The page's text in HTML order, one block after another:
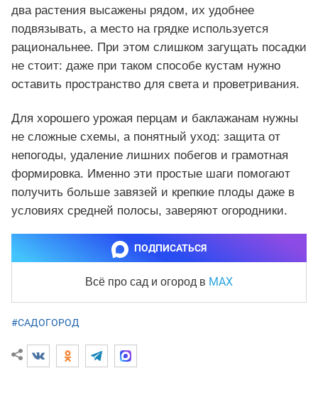
два растения высажены рядом, их удобнее
подвязывать, а место на грядке используется
рациональнее. При этом слишком загущать посадки
не стоит: даже при таком способе кустам нужно
оставить пространство для света и проветривания.
Для хорошего урожая перцам и баклажанам нужны
не сложные схемы, а понятный уход: защита от
непогоды, удаление лишних побегов и грамотная
формировка. Именно эти простые шаги помогают
получить больше завязей и крепкие плоды даже в
условиях средней полосы, заверяют огородники.
ПОДПИСАТЬСЯ
Всё про сад и огород в MAX
#САДОГОРОД